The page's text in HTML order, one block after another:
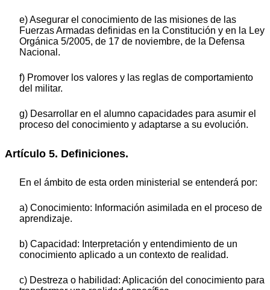
e) Asegurar el conocimiento de las misiones de las
Fuerzas Armadas definidas en la Constitución y en la Ley
Orgánica 5/2005, de 17 de noviembre, de la Defensa
Nacional.
f) Promover los valores y las reglas de comportamiento
del militar.
g) Desarrollar en el alumno capacidades para asumir el
proceso del conocimiento y adaptarse a su evolución.
Artículo 5. Definiciones.
En el ámbito de esta orden ministerial se entenderá por:
a) Conocimiento: Información asimilada en el proceso de
aprendizaje.
b) Capacidad: Interpretación y entendimiento de un
conocimiento aplicado a un contexto de realidad.
c) Destreza o habilidad: Aplicación del conocimiento para